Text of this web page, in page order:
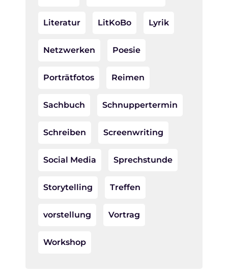
Literatur LitKoBo Lyrik
Netzwerken Poesie
Porträtfotos Reimen
Sachbuch Schnuppertermin
Schreiben Screenwriting
Social Media Sprechstunde
Storytelling Treffen
vorstellung Vortrag
Workshop